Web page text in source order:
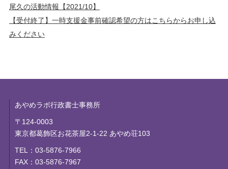
尾久の活動情報【2021/10】
【受付終了】一時支援金事前確認希望の方はこちらからお申し込
みください
あやめラボ行政書士事務所
〒124-0003
東京都葛飾区お花茶屋2-1-22 あやめ荘103
TEL：03-5876-7966
FAX：03-5876-7967